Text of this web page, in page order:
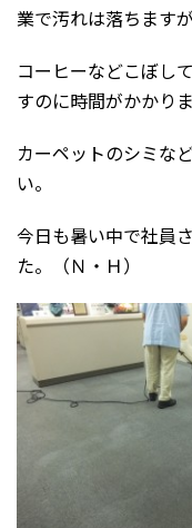
業で汚れは落ちますが
コーヒーなどこぼし
すのに時間がかかりま
カーペットのシミな
い。
今日も暑い中で社員
た。（Ｎ・Ｈ）